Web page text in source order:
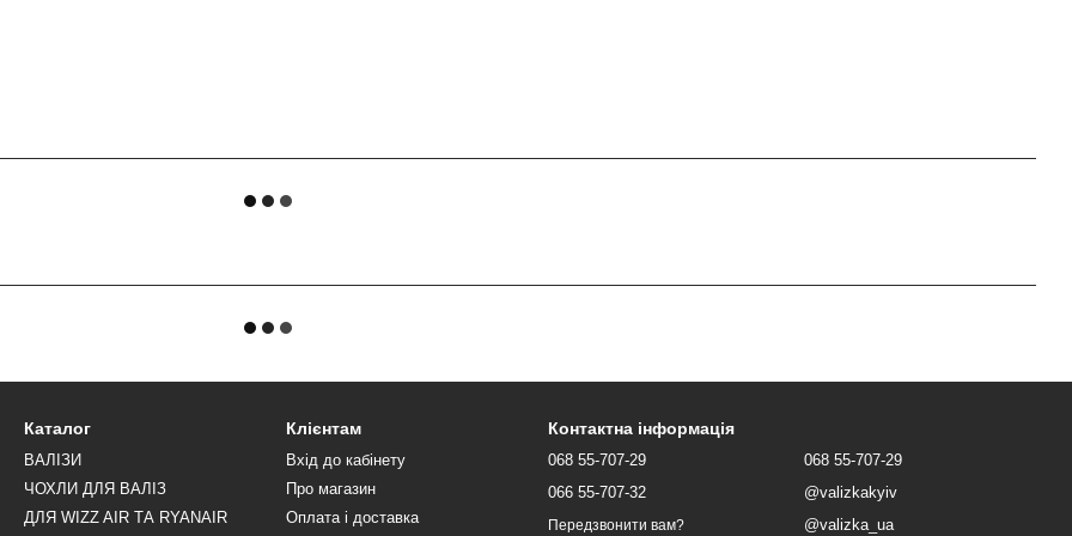
Каталог
ВАЛІЗИ
ЧОХЛИ ДЛЯ ВАЛІЗ
ДЛЯ WIZZ AIR ТА RYANAIR
Клієнтам
Вхід до кабінету
Про магазин
Оплата і доставка
Контактна інформація
068 55-707-29
066 55-707-32
Передзвонити вам?
068 55-707-29
@valizkakyiv
@valizka_ua